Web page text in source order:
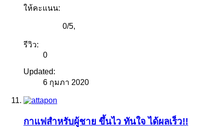
ให้คะแนน:
0/5,
รีวิว:
0
Updated:
6 กุมภา 2020
กาแฟสำหรับผู้ชาย ขึ้นไว ทันใจ ได้ผลเร็ว!!